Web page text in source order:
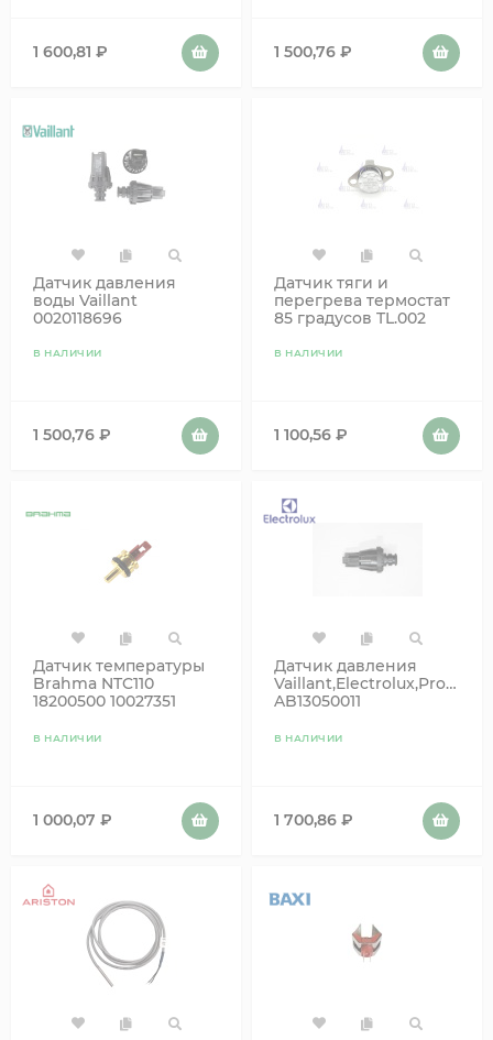
1 600,81 ₽ 1 500,76 ₽
Датчик давления
воды Vaillant
0020118696
В НАЛИЧИИ
1 500,76 ₽
Датчик тяги и
перегрева термостат
85 градусов TL.002
В НАЛИЧИИ
1 100,56 ₽
Датчик температуры
Brahma NTC110
18200500 10027351
В НАЛИЧИИ
1 000,07 ₽
Датчик давления
AB13050011
В НАЛИЧИИ
1 700,86 ₽